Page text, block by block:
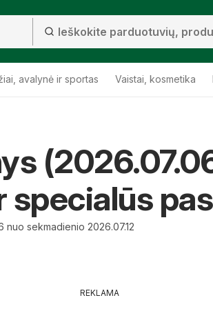
avalynė ir sportas Vaistai, kosmetika
specialūs
sekmadienio 2026.07.12
REKLAMA